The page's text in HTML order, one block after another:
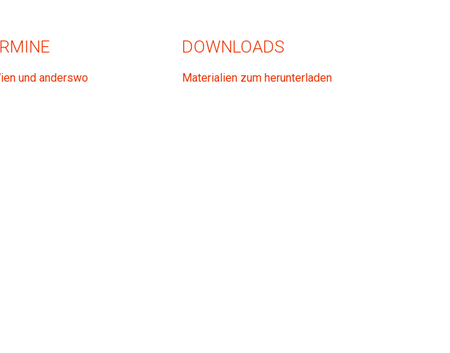
und anderswo
DOWNLOADS
Materialien zum herunterladen